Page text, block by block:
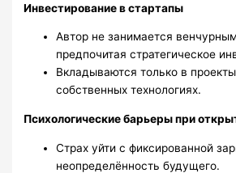
Инвестирование в стартапы
Автор не занимается
предпочитая стратегическое
Вкладываются только в
собственных технологиях.
Психологические барьеры при
Страх уйти с фиксированной
неопределённость будущего.